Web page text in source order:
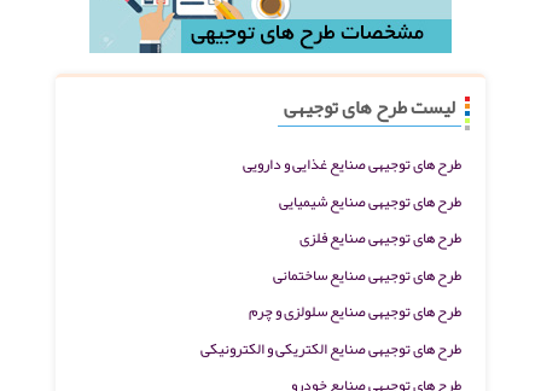
لیست طرح های توجیهی
طرح های توجیهی صنایع غذایی و دارویی
طرح های توجیهی صنایع شیمیایی
طرح های توجیهی صنایع فلزی
طرح های توجیهی صنایع ساختمانی
طرح های توجیهی صنایع سلولزی و چرم
طرح های توجیهی صنایع الکتریکی و الکترونیکی
طرح های توجیهی صنایع خودرو